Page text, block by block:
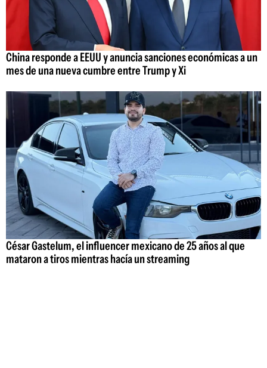
China responde a EEUU y anuncia sanciones económicas a un
mes de una nueva cumbre entre Trump y Xi
César Gastelum, el influencer mexicano de 25 años al que
mataron a tiros mientras hacía un streaming